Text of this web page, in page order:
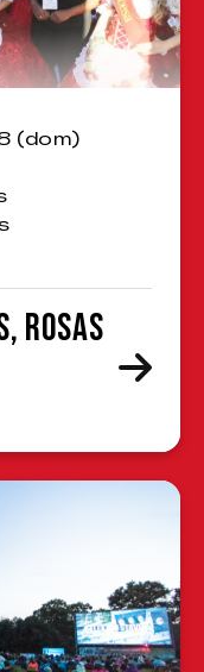
(dom)
Rosas